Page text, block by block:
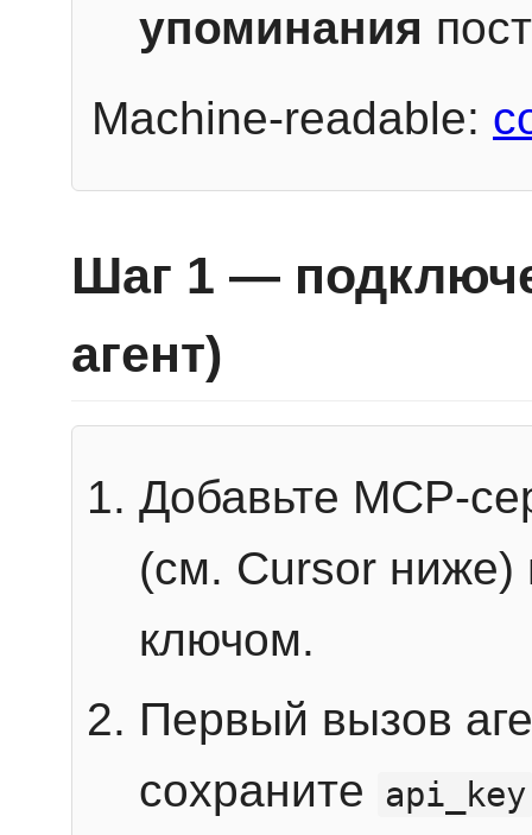
упоминания
Machine-readable:
Шаг 1 —
агент)
Добавьте MCP-
(см. Cursor ниже)
ключом.
Первый вызов
сохраните
api_key